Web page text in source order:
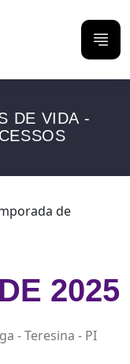
DE VIDA -
2025
- Teresina - PI